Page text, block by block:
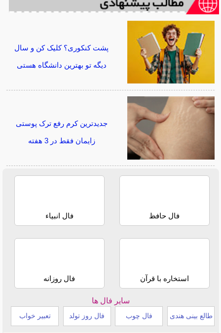
پشت کنکوری؟ کلیک کن و سال
دیگه تو بهترین دانشگاه هستی
جدیدترین کرم رفع ترک پوستی
زایمان فقط در 3 هفته
فال حافظ فال انبیاء
استخاره با قرآن فال روزانه
سایر فال ها
طالع بینی هندی فال چوب فال روز تولد تعبیر خواب